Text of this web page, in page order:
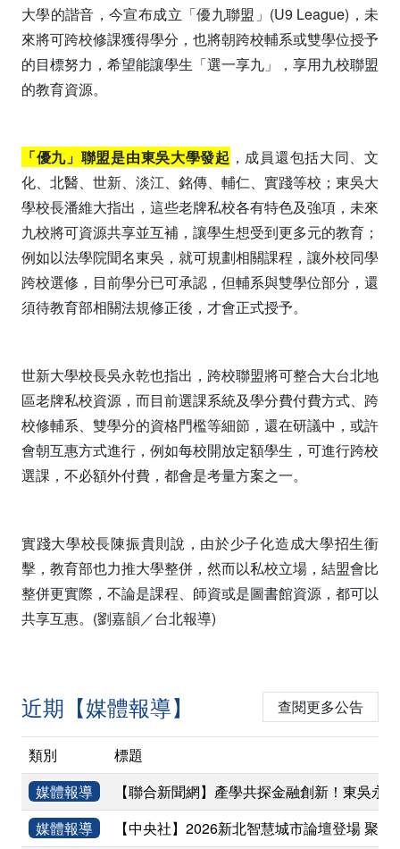
大學的諧音，今宣布成立「優九聯盟」(U9 League)，未
來將可跨校修課獲得學分，也將朝跨校輔系或雙學位授予
的目標努力，希望能讓學生「選一享九」，享用九校聯盟
的教育資源。
「優九」聯盟是由東吳大學發起 ，成員還包括大同、文
化、北醫、世新、淡江、銘傳、輔仁、實踐等校；東吳大
學校長潘維大指出，這些老牌私校各有特色及強項，未來
九校將可資源共享並互補，讓學生想受到更多元的教育；
例如以法學院聞名東吳，就可規劃相關課程，讓外校同學
跨校選修，目前學分已可承認，但輔系與雙學位部分，還
須待教育部相關法規修正後，才會正式授予。
世新大學校長吳永乾也指出，跨校聯盟將可整合大台北地
區老牌私校資源，而目前選課系統及學分費付費方式、跨
校修輔系、雙學分的資格門檻等細節，還在研議中，或許
會朝互惠方式進行，例如每校開放定額學生，可進行跨校
選課，不必額外付費，都會是考量方案之一。
實踐大學校長陳振貴則說，由於少子化造成大學招生衝
擊，教育部也力推大學整併，然而以私校立場，結盟會比
整併更實際，不論是課程、師資或是圖書館資源，都可以
共享互惠。(劉嘉韻／台北報導)
近期【媒體報導】 查閱更多公告
類別
標題
媒體報導
【聯合新聞網】產學共探金融創新！東吳
媒體報導
【中央社】2026新北智慧城市論壇登場 聚